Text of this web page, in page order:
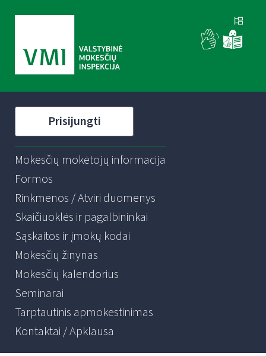
Prisijungti
Mokesčių mokėtojų informacija
Formos
Rinkmenos / Atviri duomenys
Skaičiuoklės ir pagalbininkai
Sąskaitos ir įmokų kodai
Mokesčių žinynas
Mokesčių kalendorius
Seminarai
Tarptautinis apmokestinimas
Kontaktai / Apklausa